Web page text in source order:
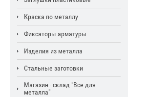
Краска по металлу
Фиксаторы арматуры
Изделия из металла
Стальные заготовки
Магазин - склад "Все для
металла"